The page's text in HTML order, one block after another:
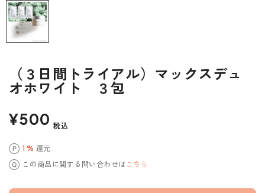
（３日間トライアル）マックスデュ
オホワイト ３包
¥500 税込
1 % 還元
この商品に関する問い合わせは こちら